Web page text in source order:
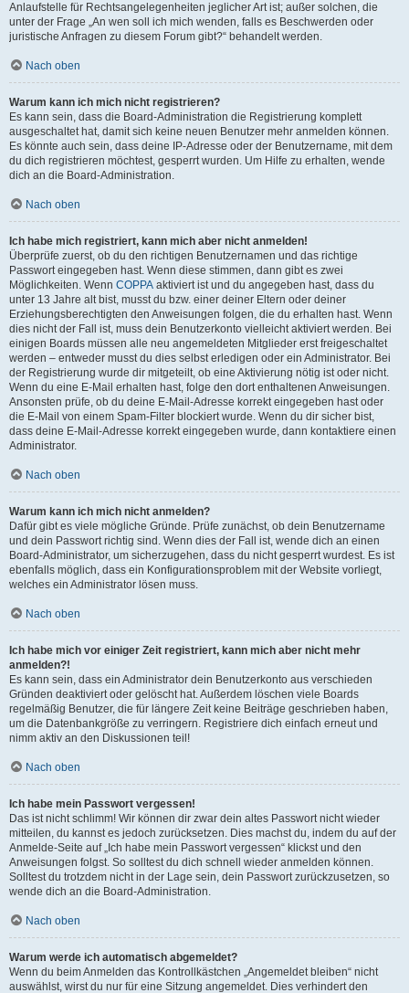
Anlaufstelle für Rechtsangelegenheiten jeglicher Art ist; außer solchen, die
unter der Frage „An wen soll ich mich wenden, falls es Beschwerden oder
juristische Anfragen zu diesem Forum gibt?“ behandelt werden.
Nach oben
Warum kann ich mich nicht registrieren?
Es kann sein, dass die Board-Administration die Registrierung komplett
ausgeschaltet hat, damit sich keine neuen Benutzer mehr anmelden können.
Es könnte auch sein, dass deine IP-Adresse oder der Benutzername, mit dem
du dich registrieren möchtest, gesperrt wurden. Um Hilfe zu erhalten, wende
dich an die Board-Administration.
Nach oben
Ich habe mich registriert, kann mich aber nicht anmelden!
Überprüfe zuerst, ob du den richtigen Benutzernamen und das richtige
Passwort eingegeben hast. Wenn diese stimmen, dann gibt es zwei
Möglichkeiten. Wenn COPPA aktiviert ist und du angegeben hast, dass du
unter 13 Jahre alt bist, musst du bzw. einer deiner Eltern oder deiner
Erziehungsberechtigten den Anweisungen folgen, die du erhalten hast. Wenn
dies nicht der Fall ist, muss dein Benutzerkonto vielleicht aktiviert werden. Bei
einigen Boards müssen alle neu angemeldeten Mitglieder erst freigeschaltet
werden – entweder musst du dies selbst erledigen oder ein Administrator. Bei
der Registrierung wurde dir mitgeteilt, ob eine Aktivierung nötig ist oder nicht.
Wenn du eine E-Mail erhalten hast, folge den dort enthaltenen Anweisungen.
Ansonsten prüfe, ob du deine E-Mail-Adresse korrekt eingegeben hast oder
die E-Mail von einem Spam-Filter blockiert wurde. Wenn du dir sicher bist,
dass deine E-Mail-Adresse korrekt eingegeben wurde, dann kontaktiere einen
Administrator.
Nach oben
Warum kann ich mich nicht anmelden?
Dafür gibt es viele mögliche Gründe. Prüfe zunächst, ob dein Benutzername
und dein Passwort richtig sind. Wenn dies der Fall ist, wende dich an einen
Board-Administrator, um sicherzugehen, dass du nicht gesperrt wurdest. Es ist
ebenfalls möglich, dass ein Konfigurationsproblem mit der Website vorliegt,
welches ein Administrator lösen muss.
Nach oben
Ich habe mich vor einiger Zeit registriert, kann mich aber nicht mehr
anmelden?!
Es kann sein, dass ein Administrator dein Benutzerkonto aus verschieden
Gründen deaktiviert oder gelöscht hat. Außerdem löschen viele Boards
regelmäßig Benutzer, die für längere Zeit keine Beiträge geschrieben haben,
um die Datenbankgröße zu verringern. Registriere dich einfach erneut und
nimm aktiv an den Diskussionen teil!
Nach oben
Ich habe mein Passwort vergessen!
Das ist nicht schlimm! Wir können dir zwar dein altes Passwort nicht wieder
mitteilen, du kannst es jedoch zurücksetzen. Dies machst du, indem du auf der
Anmelde-Seite auf „Ich habe mein Passwort vergessen“ klickst und den
Anweisungen folgst. So solltest du dich schnell wieder anmelden können.
Solltest du trotzdem nicht in der Lage sein, dein Passwort zurückzusetzen, so
wende dich an die Board-Administration.
Nach oben
Warum werde ich automatisch abgemeldet?
Wenn du beim Anmelden das Kontrollkästchen „Angemeldet bleiben“ nicht
auswählst, wirst du nur für eine Sitzung angemeldet. Dies verhindert den